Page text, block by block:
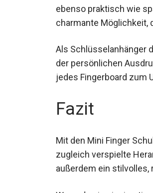
Sneaker sind ebenso
bieten eine charmante
Als Schlüsselanhänger
der persönlichen
jedes Fingerboard zum
Fazit
Mit den Mini Finger
zugleich verspielte
außerdem ein stilvolles,